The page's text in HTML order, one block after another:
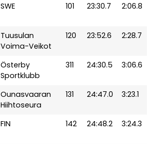
SWE 101 23:30.7 2:06.8
Tuusulan
Voima-Veikot
120 23:52.6 2:28.7
Österby
Sportklubb
311 24:30.5 3:06.6
Ounasvaaran
Hiihtoseura
131 24:47.0 3:23.1
FIN 142 24:48.2 3:24.3